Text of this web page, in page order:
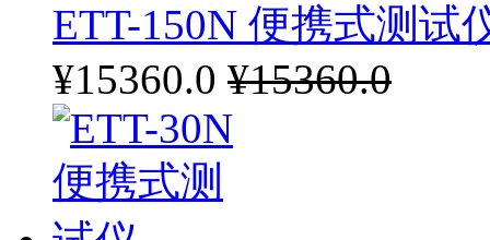
ETT-150N 便携式测试
¥15360.0 ¥15360.0